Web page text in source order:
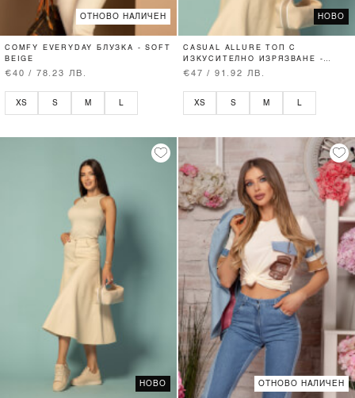
ОТНОВО НАЛИЧЕН
COMFY EVERYDAY БЛУЗКА - SOFT
BEIGE
€40 / 78.23 ЛВ.
XS S M L
НОВО
CASUAL ALLURE ТОП С
ИЗКУСИТЕЛНО ИЗРЯЗВАНЕ -
SOFT BEIGE
€47 / 91.92 ЛВ.
XS S M L
НОВО ОТНОВО НАЛИЧЕН